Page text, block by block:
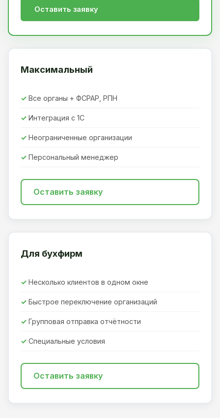
Оставить заявку
Максимальный
Все органы + ФСРАР, РПН
Интеграция с 1С
Неограниченные организации
Персональный менеджер
Оставить заявку
Для бухфирм
Несколько клиентов в одном окне
Быстрое переключение организаций
Групповая отправка отчётности
Специальные условия
Оставить заявку